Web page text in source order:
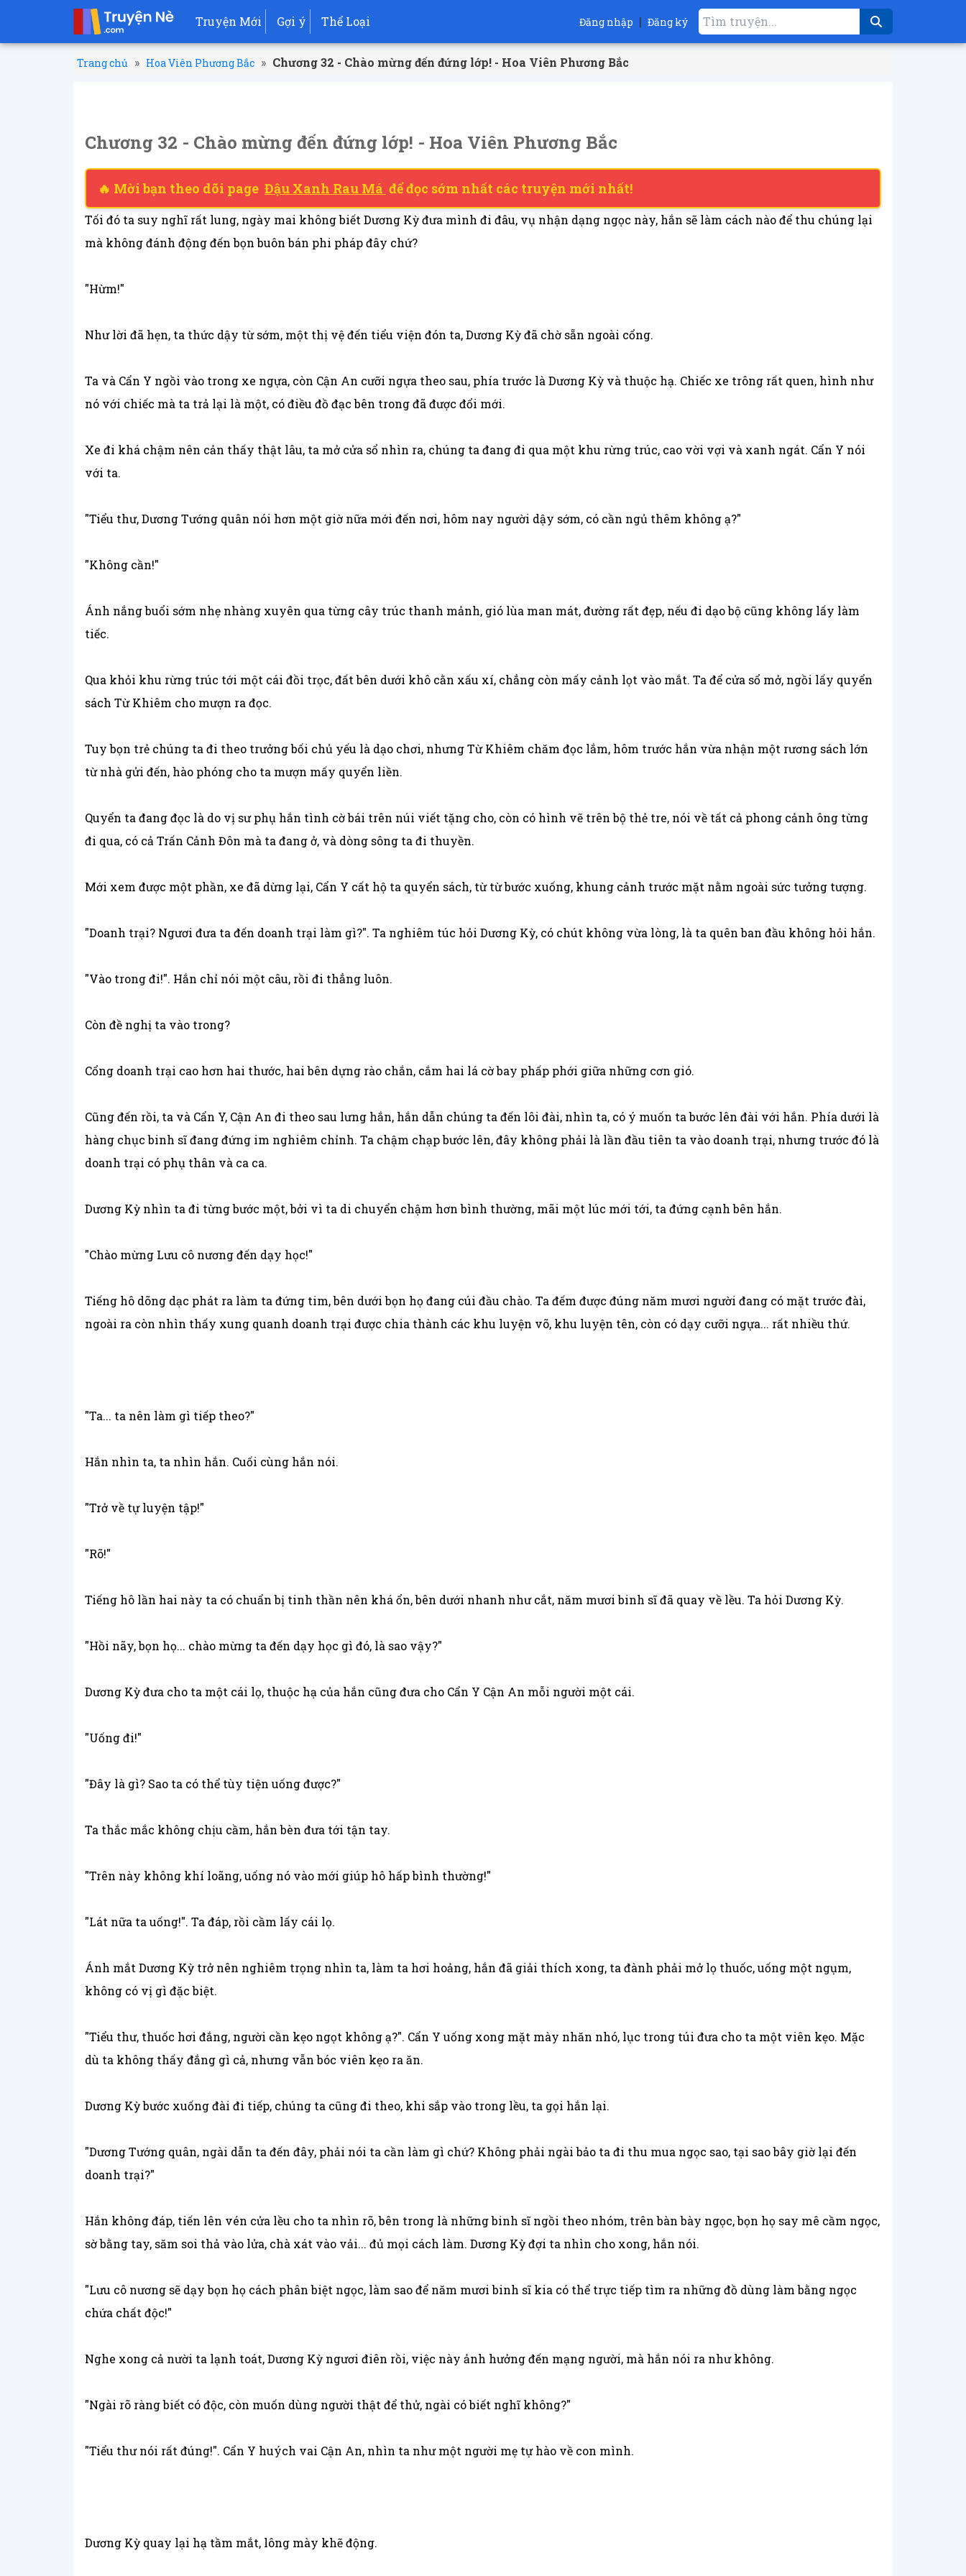
Truyện Mới Gợi ý Thể Loại Đăng nhập | Đăng ký
Trang chủ » Hoa Viên Phương Bắc » Chương 32 - Chào mừng đến đứng lớp! - Hoa Viên Phương Bắc
Chương 32 - Chào mừng đến đứng lớp! - Hoa Viên Phương Bắc
🔥 Mời bạn theo dõi page Đậu Xanh Rau Má để đọc sớm nhất các truyện mới nhất!
Tối đó ta suy nghĩ rất lung, ngày mai không biết Dương Kỳ đưa mình đi đâu, vụ nhận dạng ngọc này, hắn sẽ làm cách nào để thu chúng lại
mà không đánh động đến bọn buôn bán phi pháp đây chứ?
"Hừm!"
Như lời đã hẹn, ta thức dậy từ sớm, một thị vệ đến tiểu viện đón ta, Dương Kỳ đã chờ sẵn ngoài cổng.
Ta và Cẩn Y ngồi vào trong xe ngựa, còn Cận An cưỡi ngựa theo sau, phía trước là Dương Kỳ và thuộc hạ. Chiếc xe trông rất quen, hình như
nó với chiếc mà ta trả lại là một, có điều đồ đạc bên trong đã được đổi mới.
Xe đi khá chậm nên cản thấy thật lâu, ta mở cửa sổ nhìn ra, chúng ta đang đi qua một khu rừng trúc, cao vời vợi và xanh ngát. Cẩn Y nói
với ta.
"Tiểu thư, Dương Tướng quân nói hơn một giờ nữa mới đến nơi, hôm nay người dậy sớm, có cần ngủ thêm không ạ?"
"Không cần!"
Ánh nắng buổi sớm nhẹ nhàng xuyên qua từng cây trúc thanh mảnh, gió lùa man mát, đường rất đẹp, nếu đi dạo bộ cũng không lấy làm
tiếc.
Qua khỏi khu rừng trúc tới một cái đồi trọc, đất bên dưới khô cằn xấu xí, chẳng còn mấy cảnh lọt vào mắt. Ta để cửa sổ mở, ngồi lấy quyển
sách Từ Khiêm cho mượn ra đọc.
Tuy bọn trẻ chúng ta đi theo trưởng bối chủ yếu là dạo chơi, nhưng Từ Khiêm chăm đọc lắm, hôm trước hắn vừa nhận một rương sách lớn
từ nhà gửi đến, hào phóng cho ta mượn mấy quyển liền.
Quyển ta đang đọc là do vị sư phụ hắn tình cờ bái trên núi viết tặng cho, còn có hình vẽ trên bộ thẻ tre, nói về tất cả phong cảnh ông từng
đi qua, có cả Trấn Cảnh Đôn mà ta đang ở, và dòng sông ta đi thuyền.
Mới xem được một phần, xe đã dừng lại, Cẩn Y cất hộ ta quyển sách, từ từ bước xuống, khung cảnh trước mặt nằm ngoài sức tưởng tượng.
"Doanh trại? Ngươi đưa ta đến doanh trại làm gì?". Ta nghiêm túc hỏi Dương Kỳ, có chút không vừa lòng, là ta quên ban đầu không hỏi hắn.
"Vào trong đi!". Hắn chỉ nói một câu, rồi đi thẳng luôn.
Còn đề nghị ta vào trong?
Cổng doanh trại cao hơn hai thước, hai bên dựng rào chắn, cắm hai lá cờ bay phấp phới giữa những cơn gió.
Cũng đến rồi, ta và Cẩn Y, Cận An đi theo sau lưng hắn, hắn dẫn chúng ta đến lôi đài, nhìn ta, có ý muốn ta bước lên đài với hắn. Phía dưới là
hàng chục binh sĩ đang đứng im nghiêm chỉnh. Ta chậm chạp bước lên, đây không phải là lần đầu tiên ta vào doanh trại, nhưng trước đó là
doanh trại có phụ thân và ca ca.
Dương Kỳ nhìn ta đi từng bước một, bởi vì ta di chuyển chậm hơn bình thường, mãi một lúc mới tới, ta đứng cạnh bên hắn.
"Chào mừng Lưu cô nương đến dạy học!"
Tiếng hô dõng dạc phát ra làm ta đứng tim, bên dưới bọn họ đang cúi đầu chào. Ta đếm được đúng năm mươi người đang có mặt trước đài,
ngoài ra còn nhìn thấy xung quanh doanh trại được chia thành các khu luyện võ, khu luyện tên, còn có dạy cưỡi ngựa... rất nhiều thứ.
"Ta... ta nên làm gì tiếp theo?"
Hắn nhìn ta, ta nhìn hắn. Cuối cùng hắn nói.
"Trở về tự luyện tập!"
"Rõ!"
Tiếng hô lần hai này ta có chuẩn bị tinh thần nên khá ổn, bên dưới nhanh như cắt, năm mươi binh sĩ đã quay về lều. Ta hỏi Dương Kỳ.
"Hồi nãy, bọn họ... chào mừng ta đến dạy học gì đó, là sao vậy?"
Dương Kỳ đưa cho ta một cái lọ, thuộc hạ của hắn cũng đưa cho Cẩn Y Cận An mỗi người một cái.
"Uống đi!"
"Đây là gì? Sao ta có thể tùy tiện uống được?"
Ta thắc mắc không chịu cầm, hắn bèn đưa tới tận tay.
"Trên này không khí loãng, uống nó vào mới giúp hô hấp bình thường!"
"Lát nữa ta uống!". Ta đáp, rồi cầm lấy cái lọ.
Ánh mắt Dương Kỳ trở nên nghiêm trọng nhìn ta, làm ta hơi hoảng, hắn đã giải thích xong, ta đành phải mở lọ thuốc, uống một ngụm,
không có vị gì đặc biệt.
"Tiểu thư, thuốc hơi đắng, người cần kẹo ngọt không ạ?". Cẩn Y uống xong mặt mày nhăn nhó, lục trong túi đưa cho ta một viên kẹo. Mặc
dù ta không thấy đắng gì cả, nhưng vẫn bóc viên kẹo ra ăn.
Dương Kỳ bước xuống đài đi tiếp, chúng ta cũng đi theo, khi sắp vào trong lều, ta gọi hắn lại.
"Dương Tướng quân, ngài dẫn ta đến đây, phải nói ta cần làm gì chứ? Không phải ngài bảo ta đi thu mua ngọc sao, tại sao bây giờ lại đến
doanh trại?"
Hắn không đáp, tiến lên vén cửa lều cho ta nhìn rõ, bên trong là những binh sĩ ngồi theo nhóm, trên bàn bày ngọc, bọn họ say mê cầm ngọc,
sờ bằng tay, săm soi thả vào lửa, chà xát vào vải... đủ mọi cách làm. Dương Kỳ đợi ta nhìn cho xong, hắn nói.
"Lưu cô nương sẽ dạy bọn họ cách phân biệt ngọc, làm sao để năm mươi binh sĩ kia có thể trực tiếp tìm ra những đồ dùng làm bằng ngọc
chứa chất độc!"
Nghe xong cả nười ta lạnh toát, Dương Kỳ ngươi điên rồi, việc này ảnh hưởng đến mạng người, mà hắn nói ra như không.
"Ngài rõ ràng biết có độc, còn muốn dùng người thật để thử, ngài có biết nghĩ không?"
"Tiểu thư nói rất đúng!". Cẩn Y huých vai Cận An, nhìn ta như một người mẹ tự hào về con mình.
Dương Kỳ quay lại hạ tầm mắt, lông mày khẽ động.